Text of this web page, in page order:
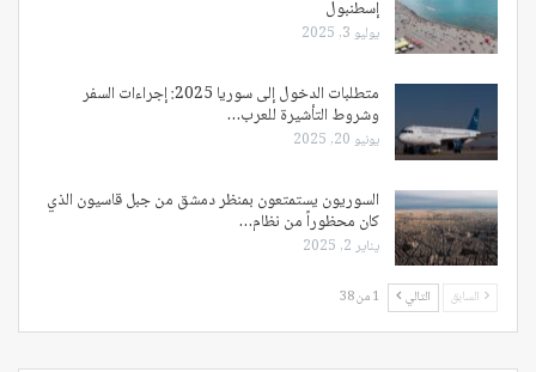
إسطنبول
يوليو 3, 2025
متطلبات الدخول إلى سوريا 2025: إجراءات السفر
وشروط التأشيرة للعرب…
يونيو 20, 2025
السوريون يستمتعون بمنظر دمشق من جبل قاسيون الذي
كان محظوراً من نظام…
يناير 2, 2025
السابق التالي 1 من 38